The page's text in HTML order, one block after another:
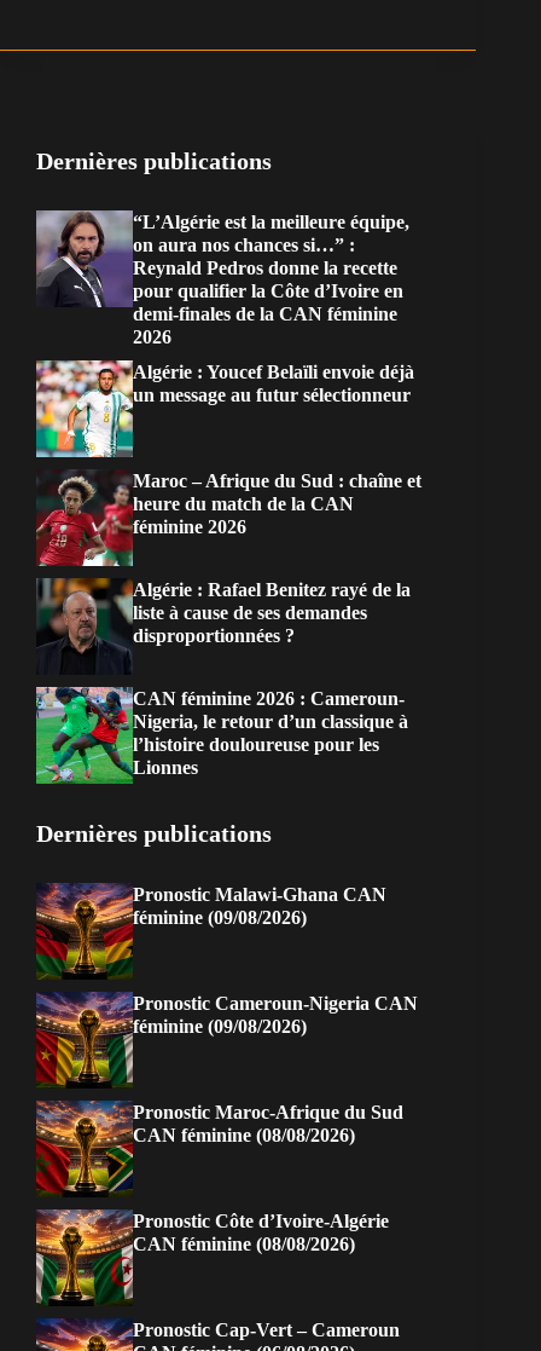
Dernières publications
“L’Algérie est la meilleure équipe,
on aura nos chances si…” :
Reynald Pedros donne la recette
pour qualifier la Côte d’Ivoire en
demi-finales de la CAN féminine
2026
Algérie : Youcef Belaïli envoie déjà
un message au futur sélectionneur
Maroc – Afrique du Sud : chaîne et
heure du match de la CAN
féminine 2026
Algérie : Rafael Benitez rayé de la
liste à cause de ses demandes
disproportionnées ?
CAN féminine 2026 : Cameroun-
Nigeria, le retour d’un classique à
l’histoire douloureuse pour les
Lionnes
Dernières publications
Pronostic Malawi-Ghana CAN
féminine (09/08/2026)
Pronostic Cameroun-Nigeria CAN
féminine (09/08/2026)
Pronostic Maroc-Afrique du Sud
CAN féminine (08/08/2026)
Pronostic Côte d’Ivoire-Algérie
CAN féminine (08/08/2026)
Pronostic Cap-Vert – Cameroun